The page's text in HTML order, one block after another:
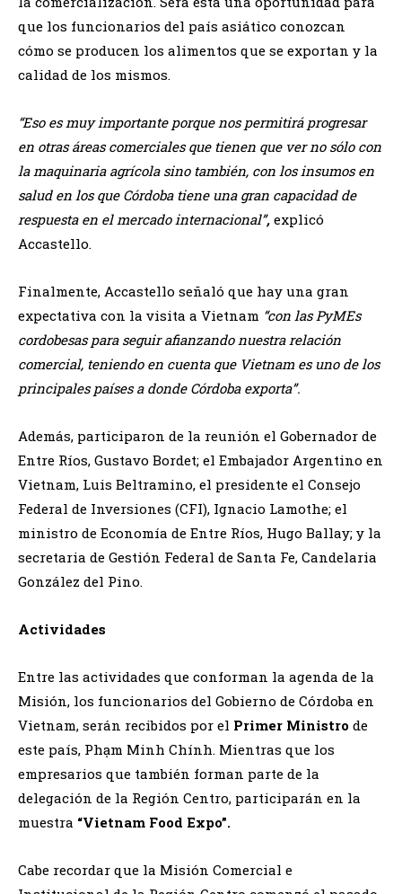
que los funcionarios del país asiático conozcan
cómo se producen los alimentos que se exportan y la
calidad de los mismos.
“Eso es muy importante porque nos permitirá progresar
en otras áreas comerciales que tienen que ver no sólo con
la maquinaria agrícola sino también, con los insumos en
salud en los que Córdoba tiene una gran capacidad de
respuesta en el mercado internacional”, explicó
Accastello.
Finalmente, Accastello señaló que hay una gran
expectativa con la visita a Vietnam “con las PyMEs
cordobesas para seguir afianzando nuestra relación
comercial, teniendo en cuenta que Vietnam es uno de los
principales países a donde Córdoba exporta”.
Además, participaron de la reunión el Gobernador de
Entre Ríos, Gustavo Bordet; el Embajador Argentino en
Vietnam, Luis Beltramino, el presidente el Consejo
Federal de Inversiones (CFI), Ignacio Lamothe; el
ministro de Economía de Entre Ríos, Hugo Ballay; y la
secretaria de Gestión Federal de Santa Fe, Candelaria
González del Pino.
Actividades
Entre las actividades que conforman la agenda de la
Misión, los funcionarios del Gobierno de Córdoba en
Vietnam, serán recibidos por el Primer Ministro de
este país, Phạm Minh Chính. Mientras que los
empresarios que también forman parte de la
delegación de la Región Centro, participarán en la
muestra “Vietnam Food Expo”.
Cabe recordar que la Misión Comercial e